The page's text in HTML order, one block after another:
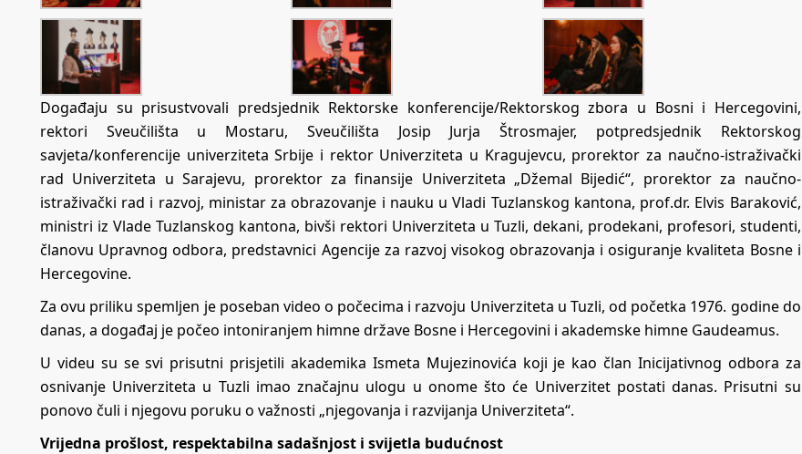
Događaju su prisustvovali predsjednik Rektorske konferencije/Rektorskog zbora u Bosni i Hercegovini,
rektori Sveučilišta u Mostaru, Sveučilišta Josip Jurja Štrosmajer, potpredsjednik Rektorskog
savjeta/konferencije univerziteta Srbije i rektor Univerziteta u Kragujevcu, prorektor za naučno-istraživački
rad Univerziteta u Sarajevu, prorektor za finansije Univerziteta „Džemal Bijedić“, prorektor za naučno-
istraživački rad i razvoj, ministar za obrazovanje i nauku u Vladi Tuzlanskog kantona, prof.dr. Elvis Baraković,
ministri iz Vlade Tuzlanskog kantona, bivši rektori Univerziteta u Tuzli, dekani, prodekani, profesori, studenti,
članovu Upravnog odbora, predstavnici Agencije za razvoj visokog obrazovanja i osiguranje kvaliteta Bosne i
Hercegovine.
Za ovu priliku spemljen je poseban video o počecima i razvoju Univerziteta u Tuzli, od početka 1976. godine do
danas, a događaj je počeo intoniranjem himne države Bosne i Hercegovini i akademske himne Gaudeamus.
U videu su se svi prisutni prisjetili akademika Ismeta Mujezinovića koji je kao član Inicijativnog odbora za
osnivanje Univerziteta u Tuzli imao značajnu ulogu u onome što će Univerzitet postati danas. Prisutni su
ponovo čuli i njegovu poruku o važnosti „njegovanja i razvijanja Univerziteta“.
Vrijedna prošlost, respektabilna sadašnjost i svijetla budućnost